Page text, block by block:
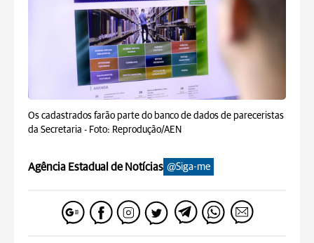
Os cadastrados farão parte do banco de dados de pareceristas
da Secretaria - Foto: Reprodução/AEN
Agência Estadual de Notícias @Siga-me